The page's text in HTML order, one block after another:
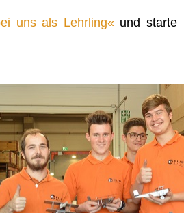
uns als Lehrling und starte